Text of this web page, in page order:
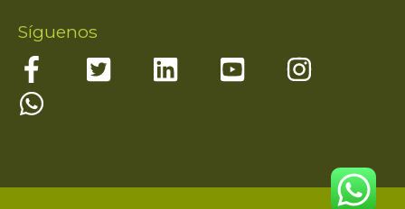
Síguenos